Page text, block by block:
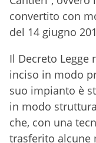
convertito con
del 14 giugno
Il Decreto Legge
inciso in modo
suo impianto è
in modo
che, con una
trasferito alcune